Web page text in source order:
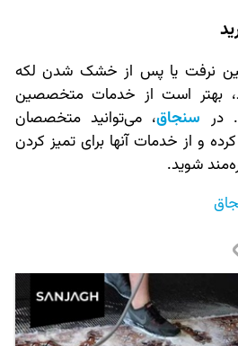
بین نرفت یا پس از خشک شدن لکه
بهتر است از خدمات متخصصین
در سنجاق، می‌توانید متخصصان
کرده و از خدمات آنها برای تمیز کردن
شوید.